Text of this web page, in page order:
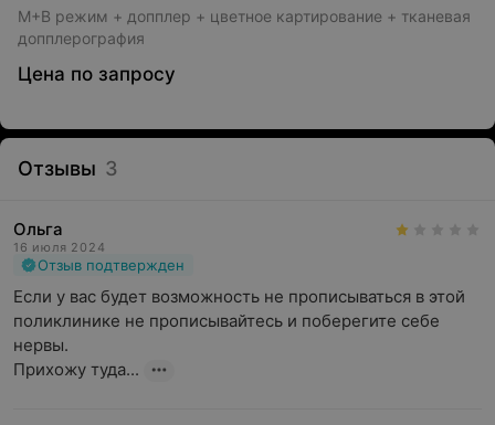
М+В режим + допплер + цветное картирование + тканевая
допплерография
Цена по запросу
Отзывы 3
Ольга
16 июля 2024
Отзыв подтвержден
Если у вас будет возможность не прописываться в этой
поликлинике не прописывайтесь и поберегите себе
нервы.
Прихожу туда...